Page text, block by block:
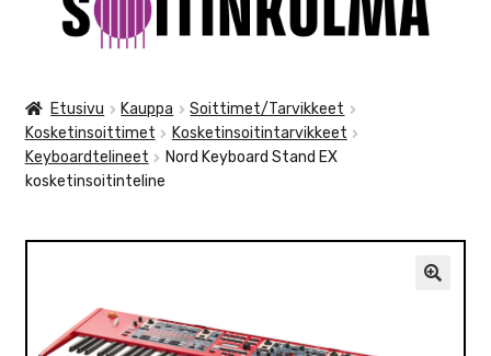
NUOTIT
TARVIKKEET
VALO
Etusivu Kauppa
Soittimet/Tarvikkeet
Kosketinsoittimet
Kosketinsoitintarvikkeet
Keyboardtelineet
Nord Keyboard Stand EX
kosketinsoitinteline